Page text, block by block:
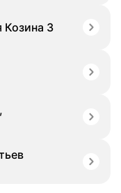
Козина 3